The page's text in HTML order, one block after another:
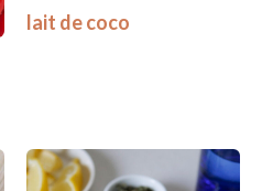
lait de coco